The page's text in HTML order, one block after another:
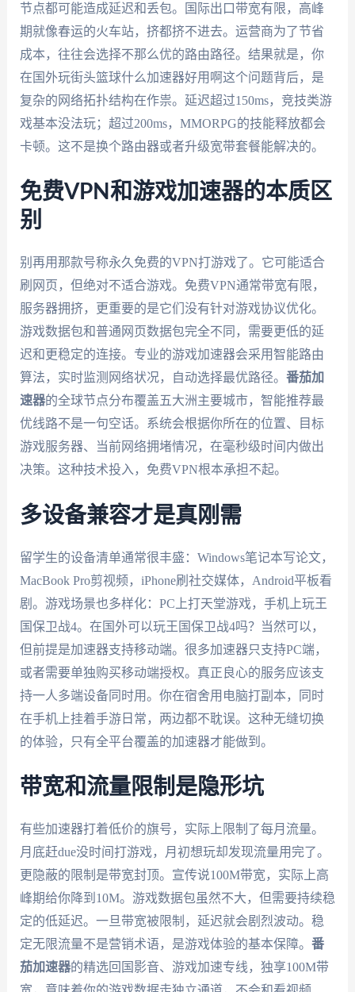
节点都可能造成延迟和丢包。国际出口带宽有限，高峰
期就像春运的火车站，挤都挤不进去。运营商为了节省
成本，往往会选择不那么优的路由路径。结果就是，你
在国外玩街头篮球什么加速器好用啊这个问题背后，是
复杂的网络拓扑结构在作祟。延迟超过150ms，竞技类游
戏基本没法玩；超过200ms，MMORPG的技能释放都会
卡顿。这不是换个路由器或者升级宽带套餐能解决的。
免费VPN和游戏加速器的本质区
别
别再用那款号称永久免费的VPN打游戏了。它可能适合
刷网页，但绝对不适合游戏。免费VPN通常带宽有限，
服务器拥挤，更重要的是它们没有针对游戏协议优化。
游戏数据包和普通网页数据包完全不同，需要更低的延
迟和更稳定的连接。专业的游戏加速器会采用智能路由
算法，实时监测网络状况，自动选择最优路径。 番茄加
速器的全球节点分布覆盖五大洲主要城市，智能推荐最
优线路不是一句空话。系统会根据你所在的位置、目标
游戏服务器、当前网络拥堵情况，在毫秒级时间内做出
决策。这种技术投入，免费VPN根本承担不起。
多设备兼容才是真刚需
留学生的设备清单通常很丰盛：Windows笔记本写论文，
MacBook Pro剪视频，iPhone刷社交媒体，Android平板看
剧。游戏场景也多样化：PC上打天堂游戏，手机上玩王
国保卫战4。在国外可以玩王国保卫战4吗？当然可以，
但前提是加速器支持移动端。很多加速器只支持PC端，
或者需要单独购买移动端授权。真正良心的服务应该支
持一人多端设备同时用。你在宿舍用电脑打副本，同时
在手机上挂着手游日常，两边都不耽误。这种无缝切换
的体验，只有全平台覆盖的加速器才能做到。
带宽和流量限制是隐形坑
有些加速器打着低价的旗号，实际上限制了每月流量。
月底赶due没时间打游戏，月初想玩却发现流量用完了。
更隐蔽的限制是带宽封顶。宣传说100M带宽，实际上高
峰期给你降到10M。游戏数据包虽然不大，但需要持续稳
定的低延迟。一旦带宽被限制，延迟就会剧烈波动。稳
定无限流量不是营销术语，是游戏体验的基本保障。 番
茄加速器的精选回国影音、游戏加速专线，独享100M带